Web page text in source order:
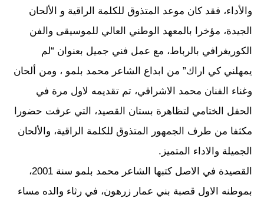
والأداء، فقد كان موعد المتذوق للكلمة الراقية و الألحان
الجيدة، مؤخرا بالمعهد الوطني العالي للموسيقى والفن
الكوريغرافي بالرباط، مع عمل فني جميل بعنوان “لم
يمهلني كي اراك” من ابداع الشاعر محمد بلمو ، ومن ألحان
وغناء الفنان محمد الاشراقي، تم تقديمه لاول مرة في
الحفل الختامي لتظاهرة بستان القصيد، التي عرفت حضورا
مكثفا من طرف الجمهور المتذوق للكلمة الراقية، والألحان
الجميلة والاداء المتميز.
القصيدة في الاصل كتبها الشاعر محمد بلمو سنة 2001،
بموطنه الاول قصبة بني عمار زرهون، في رثاء والده مساء